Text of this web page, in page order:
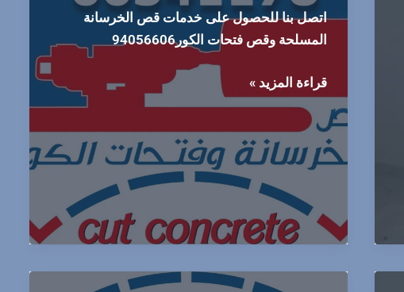
اتصل بنا للحصول على خدمات قص الخرسانة
المسلحة وقص فتحات الكور94056606
قص
الخرسانة
وفتحات
الكور
اعمالنا
جميع
مناطق
قراءة المزيد »